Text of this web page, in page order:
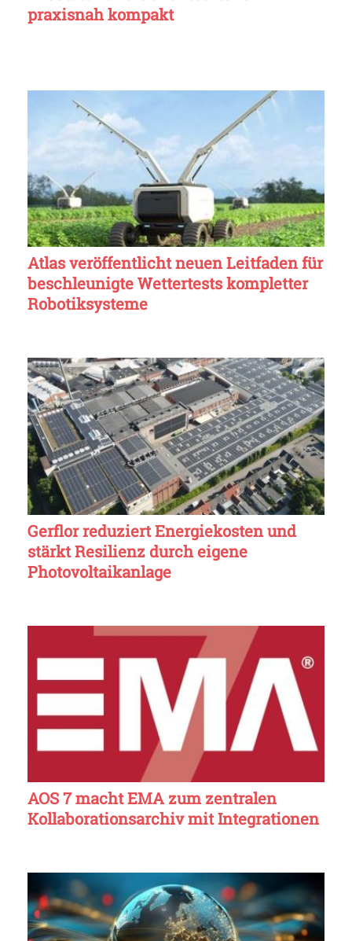
praxisnah kompakt
Atlas veröffentlicht neuen Leitfaden für
beschleunigte Wettertests kompletter
Robotiksysteme
Gerflor reduziert Energiekosten und
stärkt Resilienz durch eigene
Photovoltaikanlage
AOS 7 macht EMA zum zentralen
Kollaborationsarchiv mit Integrationen